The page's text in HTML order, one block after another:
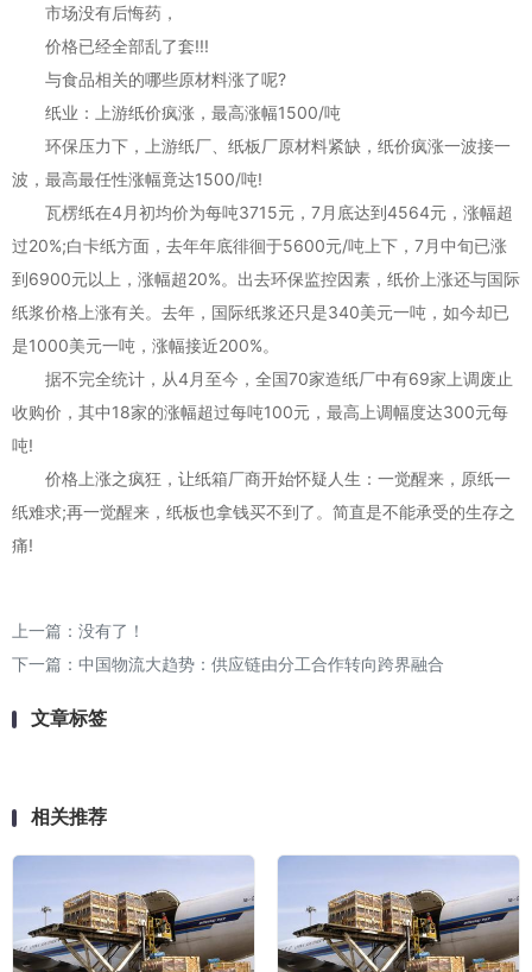
市场没有后悔药，
价格已经全部乱了套!!!
与食品相关的哪些原材料涨了呢?
纸业：上游纸价疯涨，最高涨幅1500/吨
环保压力下，上游纸厂、纸板厂原材料紧缺，纸价疯涨一波接一
波，最高最任性涨幅竟达1500/吨!
瓦楞纸在4月初均价为每吨3715元，7月底达到4564元，涨幅超
过20%;白卡纸方面，去年年底徘徊于5600元/吨上下，7月中旬已涨
到6900元以上，涨幅超20%。出去环保监控因素，纸价上涨还与国际
纸浆价格上涨有关。去年，国际纸浆还只是340美元一吨，如今却已
是1000美元一吨，涨幅接近200%。
据不完全统计，从4月至今，全国70家造纸厂中有69家上调废止
收购价，其中18家的涨幅超过每吨100元，最高上调幅度达300元每
吨!
价格上涨之疯狂，让纸箱厂商开始怀疑人生：一觉醒来，原纸一
纸难求;再一觉醒来，纸板也拿钱买不到了。简直是不能承受的生存之
痛!
上一篇：没有了！
下一篇： 中国物流大趋势：供应链由分工合作转向跨界融合
文章标签
相关推荐